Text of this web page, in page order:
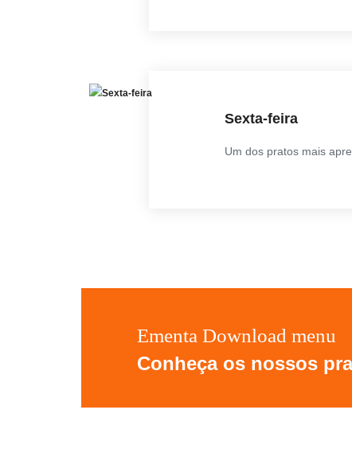
Sexta-feira
Um dos pratos mais
Ementa Download menu
Conheça os nossos